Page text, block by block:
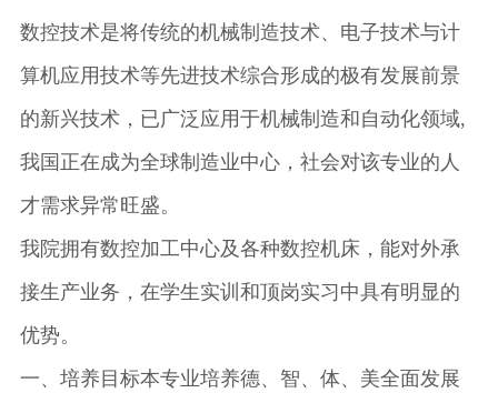
数控技术是将传统的机械制造技术、电子技术与计
算机应用技术等先进技术综合形成的极有发展前景
的新兴技术，已广泛应用于机械制造和自动化领域,
我国正在成为全球制造业中心，社会对该专业的人
才需求异常旺盛。
我院拥有数控加工中心及各种数控机床，能对外承
接生产业务，在学生实训和顶岗实习中具有明显的
优势。
一、培养目标本专业培养德、智、体、美全面发展